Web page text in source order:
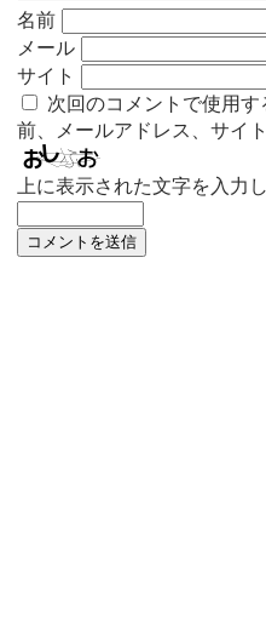
名前
メール
サイト
次回のコメントで使用
前、メールアドレス、サイ
上に表示された文字を入力